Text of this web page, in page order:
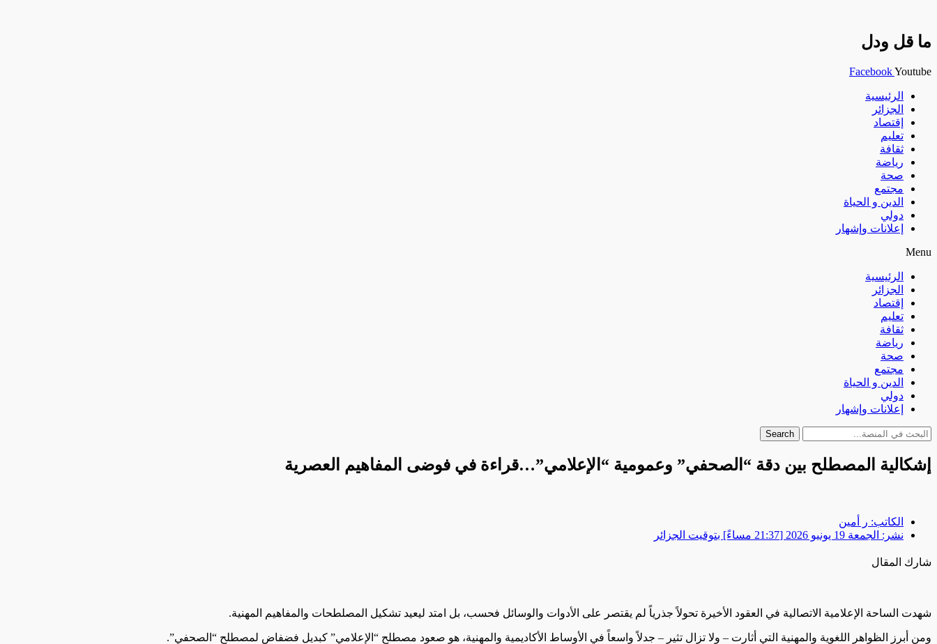
ما قل ودل
FacebookYoutube
الرئيسية
الجزائر
إقتصاد
تعليم
ثقافة
رياضة
صحة
مجتمع
الدين و الحياة
دولي
إعلانات وإشهار
Menu
الرئيسية
الجزائر
إقتصاد
تعليم
ثقافة
رياضة
صحة
مجتمع
الدين و الحياة
دولي
إعلانات وإشهار
Search
إشكالية المصطلح بين دقة “الصحفي” وعمومية “الإعلامي”…قراءة في فوضى المفاهيم العصرية
الكاتب: ر أمين
نشر: الجمعة 19 يونيو 2026 [21:37 مساءً] بتوقيت الجزائر
شارك المقال
​شهدت الساحة الإعلامية الاتصالية في العقود الأخيرة تحولاً جذرياً لم يقتصر على الأدوات والوسائل فحسب، بل امتد ليعيد تشكيل المصلطحات والمفاهيم المهنية.
ومن أبرز الظواهر اللغوية والمهنية التي أثارت – ولا تزال تثير – جدلاً واسعاً في الأوساط الأكاديمية والمهنية، هو صعود مصطلح “الإعلامي” كبديل فضفاض لمصطلح “الصحفي”.